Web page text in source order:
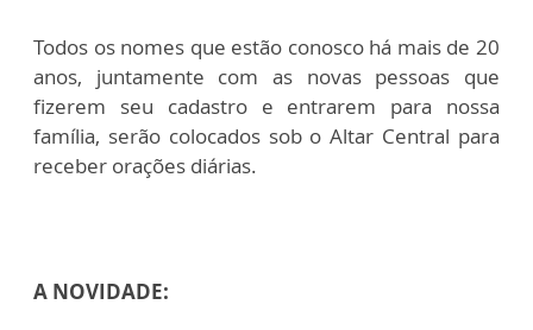
Todos os nomes que estão conosco há mais de 20
anos, juntamente com as novas pessoas que
fizerem seu cadastro e entrarem para nossa
família, serão colocados sob o Altar Central para
receber orações diárias.
A NOVIDADE: